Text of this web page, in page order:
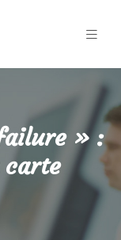
» :
carte